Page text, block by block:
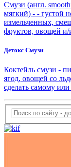
Смузи (англ.
мягкий) - - густой
измельченных,
фруктов, овощей и/
Детокс Смузи
Коктейль смузи -
ягод, овощей со
сделать самому или